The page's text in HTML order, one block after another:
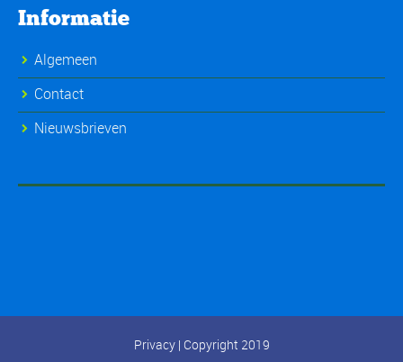
Informatie
Algemeen
Contact
Nieuwsbrieven
Privacy| Copyright 2019